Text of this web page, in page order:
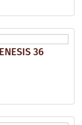
36